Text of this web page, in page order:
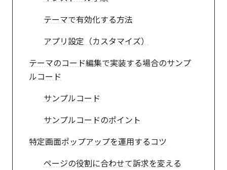
テーマで有効化する方法
アプリ設定（カスタマイズ）
テーマのコード編集で実装する場合のサンプ
ルコード
サンプルコード
サンプルコードのポイント
特定画面ポップアップを運用するコツ
ページの役割に合わせて訴求を変える